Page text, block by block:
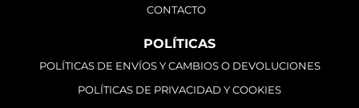
CONTACTO
POLÍTICAS
POLÍTICAS DE ENVÍOS Y CAMBIOS O DEVOLUCIONES
POLÍTICAS DE PRIVACIDAD Y COOKIES